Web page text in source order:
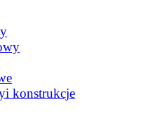
i konstrukcje